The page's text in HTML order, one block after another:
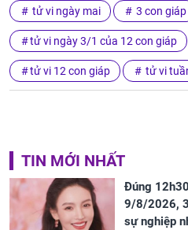
tử vi ngày mai 3 con giáp
tử vi ngày 3/1 của 12 con giáp
tử vi 12 con giáp tử vi
TIN MỚI NHẤT
Đúng
9/8/2026,
sự nghiệp